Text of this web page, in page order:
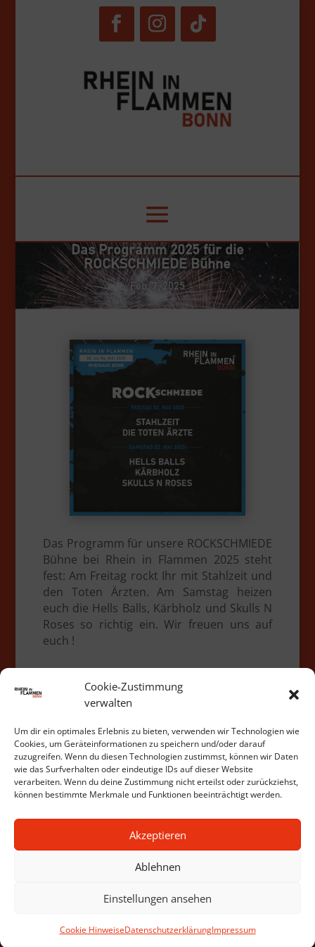
Cookie-Zustimmung
verwalten
Um dir ein optimales Erlebnis zu bieten, verwenden wir Technologien wie
Cookies, um Geräteinformationen zu speichern und/oder darauf
zuzugreifen. Wenn du diesen Technologien zustimmst, können wir Daten
wie das Surfverhalten oder eindeutige IDs auf dieser Website
verarbeiten. Wenn du deine Zustimmung nicht erteilst oder zurückziehst,
können bestimmte Merkmale und Funktionen beeinträchtigt werden.
Akzeptieren
Ablehnen
Einstellungen ansehen
Cookie HinweiseDatenschutzerklärungImpressum
Das Programm 2025 für die
ROCKSCHMIEDE Bühne
Feb. 7, 2025
Das Programm für unsere ROCKSCHMIEDE
Bühne bei Rhein in Flammen 2025 steht
fest: Am Freitag rockt Ihr mit Stahlzeit und
den Toten Ärzten. Am Samstag heizen
euch die Hells Balls, Kärbholz und Skulls N
Roses so richtig ein. Wir freuen uns auf
euch !
Alle News
© RiF Bonn GmbH. 2025